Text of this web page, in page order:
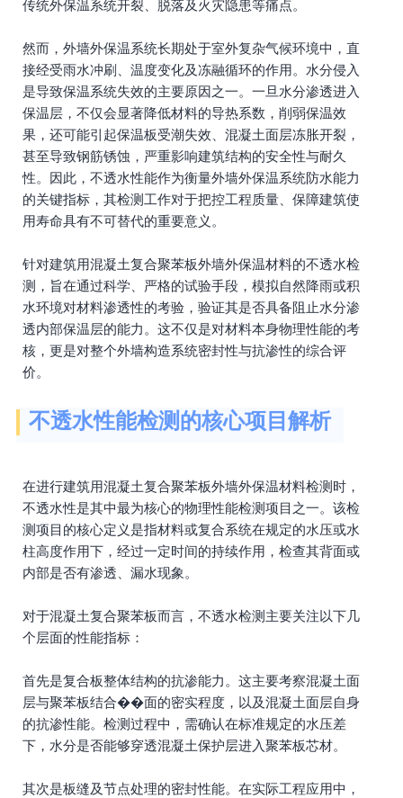
传统外保温系统开裂、脱落及火灾隐患等痛点。
然而，外墙外保温系统长期处于室外复杂气候环境中，直
接经受雨水冲刷、温度变化及冻融循环的作用。水分侵入
是导致保温系统失效的主要原因之一。一旦水分渗透进入
保温层，不仅会显著降低材料的导热系数，削弱保温效
果，还可能引起保温板受潮失效、混凝土面层冻胀开裂，
甚至导致钢筋锈蚀，严重影响建筑结构的安全性与耐久
性。因此，不透水性能作为衡量外墙外保温系统防水能力
的关键指标，其检测工作对于把控工程质量、保障建筑使
用寿命具有不可替代的重要意义。
针对建筑用混凝土复合聚苯板外墙外保温材料的不透水检
测，旨在通过科学、严格的试验手段，模拟自然降雨或积
水环境对材料渗透性的考验，验证其是否具备阻止水分渗
透内部保温层的能力。这不仅是对材料本身物理性能的考
核，更是对整个外墙构造系统密封性与抗渗性的综合评
价。
不透水性能检测的核心项目解析
在进行建筑用混凝土复合聚苯板外墙外保温材料检测时，
不透水性是其中最为核心的物理性能检测项目之一。该检
测项目的核心定义是指材料或复合系统在规定的水压或水
柱高度作用下，经过一定时间的持续作用，检查其背面或
内部是否有渗透、漏水现象。
对于混凝土复合聚苯板而言，不透水检测主要关注以下几
个层面的性能指标：
首先是复合板整体结构的抗渗能力。这主要考察混凝土面
层与聚苯板结合��面的密实程度，以及混凝土面层自身
的抗渗性能。检测过程中，需确认在标准规定的水压差
下，水分是否能够穿透混凝土保护层进入聚苯板芯材。
其次是板缝及节点处理的密封性能。在实际工程应用中，